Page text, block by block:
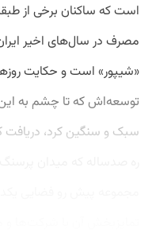
است که ساکنان برخی از
مصرف در سال‌های اخیر
«شیپور» است و حکایت
توسعه‌اش که تا چشم به این
سبک و سنگین کرد،